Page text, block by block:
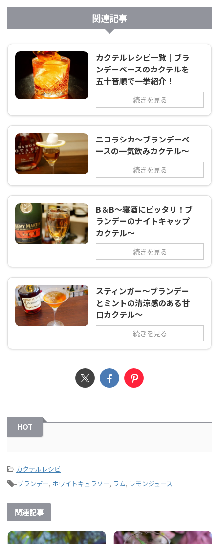
関連記事
カクテルレシピ一覧｜ブラ
ンデーベースのカクテルを
五十音順で一挙紹介！
続きを見る
ニコラシカ～ブランデーベ
ースの一気飲みカクテル～
続きを見る
B＆B～寝酒にピッタリ！ブ
ランデーのナイトキャップ
カクテル～
続きを見る
スティンガー～ブランデー
とミントの清涼感のある甘
口カクテル～
続きを見る
HOT
-カクテルレシピ
-ブランデー, ホワイトキュラソー, ラム, レモンジュース
関連記事